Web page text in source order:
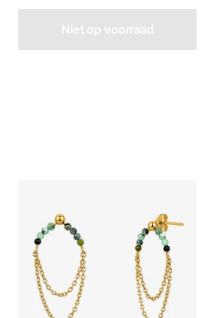
Niet op voorraad